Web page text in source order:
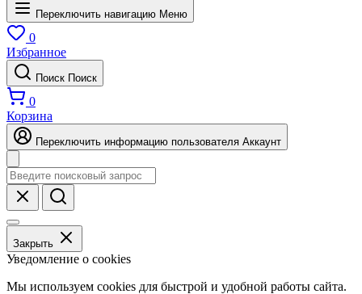
Переключить навигацию Меню
0
Избранное
Поиск Поиск
0
Корзина
Переключить информацию пользователя Аккаунт
Закрыть
Уведомление о cookies
Мы используем cookies для быстрой и удобной работы сайта.